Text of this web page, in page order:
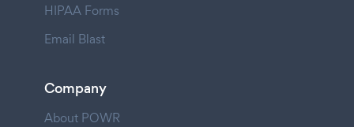
HIPAA Forms
Email Blast
Company
About POWR